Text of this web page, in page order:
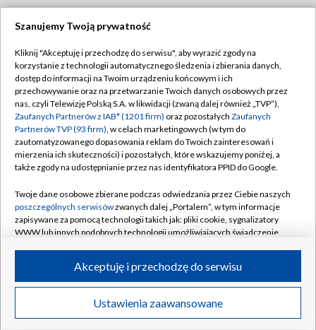
TVP
Abonament TVP
Emisja w TVP
Centrum informacji TVP
Naziemna Telewizja Cyfrowa
Rada Programowa
System NOS
Informacje o nadawcy
Program dla prasy
Ogłoszenie przetargowe
Regulamin TVP
Polityka prywatności
Moje zgody
Pomoc
Kontakt
Kanały
©2026 Telewizja Polska S.A. w likwidacji
Szanujemy Twoją prywatność
Kliknij "Akceptuję i przechodzę do serwisu", aby wyrazić zgody na
korzystanie z technologii automatycznego śledzenia i zbierania danych,
dostęp do informacji na Twoim urządzeniu końcowym i ich
przechowywanie oraz na przetwarzanie Twoich danych osobowych przez
nas, czyli Telewizję Polską S.A. w likwidacji (zwaną dalej również „TVP”),
Zaufanych Partnerów z IAB* (1201 firm) oraz pozostałych Zaufanych
Partnerów TVP (93 firm), w celach marketingowych (w tym do
zautomatyzowanego dopasowania reklam do Twoich zainteresowań i
mierzenia ich skuteczności) i pozostałych, które wskazujemy poniżej, a
także zgody na udostępnianie przez nas identyfikatora PPID do Google.
Twoje dane osobowe zbierane podczas odwiedzania przez Ciebie naszych
poszczególnych serwisówzwanych dalej „Portalem”, w tym informacje
zapisywane za pomocą technologii takich jak: pliki cookie, sygnalizatory
WWW lub innych podobnych technologii umożliwiających świadczenie
ruchu w Internecie.
Twoje dane osobowe zbierane podczas odwiedzania przez Ciebie
poszczególnych serwisówna Portalu, takie jak adresy IP, identyfikatory
Ustawienia zaawansowane
Akceptuję i przechodzę do serwisu